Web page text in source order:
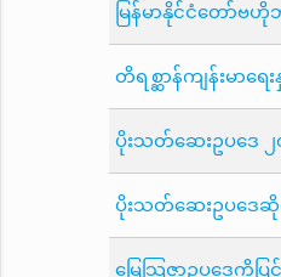
မြန်မာနိုင်ငံတော်
တိရစ္ဆာန်ကျန်းမာရေ
ပိုးသတ်ဆေးဥပဒေ ၂
ပိုးသတ်ဆေးဥပဒေဆို
မြေသြဇာဥပဒေကို